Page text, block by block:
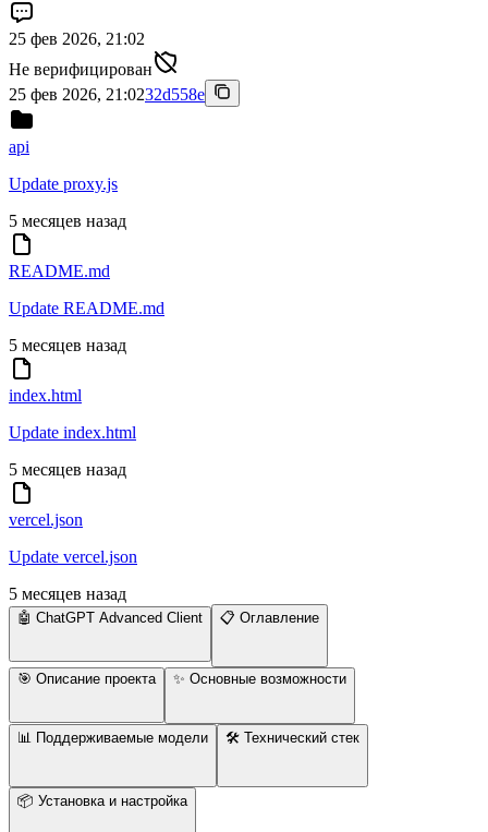
25 фев 2026, 21:02
Не верифицирован
25 фев 2026, 21:0232d558e
api
Update proxy.js
5 месяцев назад
README.md
Update README.md
5 месяцев назад
index.html
Update index.html
5 месяцев назад
vercel.json
Update vercel.json
5 месяцев назад
🤖 ChatGPT Advanced Client 📋 Оглавление
🎯 Описание проекта ✨ Основные возможности
📊 Поддерживаемые модели 🛠 Технический стек
📦 Установка и настройка